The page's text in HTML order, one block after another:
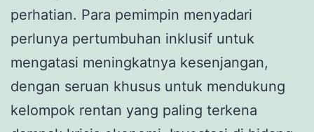
perhatian. Para pemimpin menyadari
perlunya pertumbuhan inklusif untuk
mengatasi meningkatnya kesenjangan,
dengan seruan khusus untuk mendukung
kelompok rentan yang paling terkena